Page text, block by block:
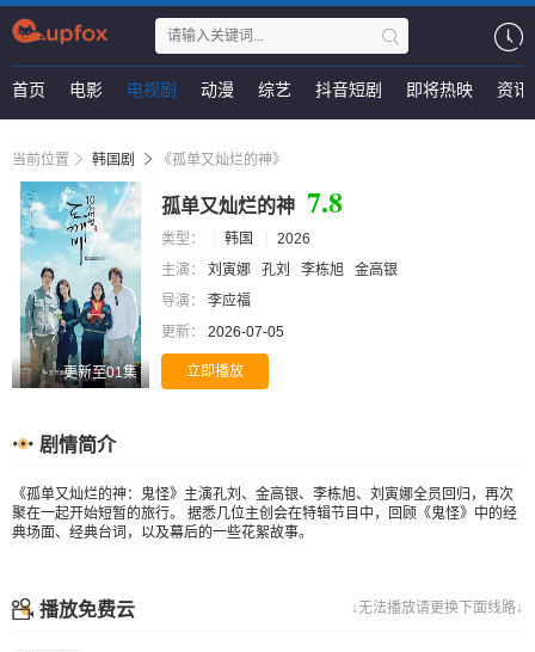
首页 电影 电视剧 动漫 综艺 抖音短剧 即将热映 资讯
当前位置 韩国剧 《孤单又灿烂的神》
更新至01集
孤单又灿烂的神 7.8
类型： 韩国
2026
主演：
刘寅娜 孔刘 李栋旭
金高银
导演：
李应福
更新：
2026-07-05
立即播放
剧情简介
《孤单又灿烂的神：鬼怪》主演孔刘、金高银、李栋旭、刘寅娜全员回归，再次
聚在一起开始短暂的旅行。 据悉几位主创会在特辑节目中，回顾《鬼怪》中的经
典场面、经典台词，以及幕后的一些花絮故事。
↓无法播放请更换下面线路↓
播放免费云